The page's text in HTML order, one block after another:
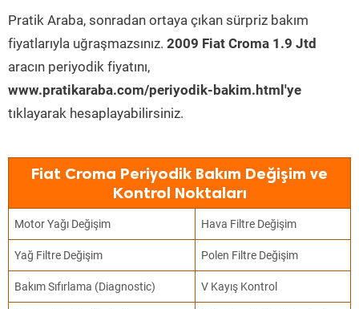
Pratik Araba, sonradan ortaya çıkan sürpriz bakım
fiyatlarıyla uğraşmazsınız. 2009 Fiat Croma 1.9 Jtd
aracın periyodik fiyatını,
www.pratikaraba.com/periyodik-bakim.html'ye
tıklayarak hesaplayabilirsiniz.
Fiat Croma Periyodik Bakım Değişim ve
Kontrol Noktaları
Motor Yağı Değişim Hava Filtre Değişim
Yağ Filtre Değişim Polen Filtre Değişim
Bakım Sıfırlama (Diagnostic) V Kayış Kontrol